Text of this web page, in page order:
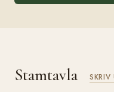
Stamtavla